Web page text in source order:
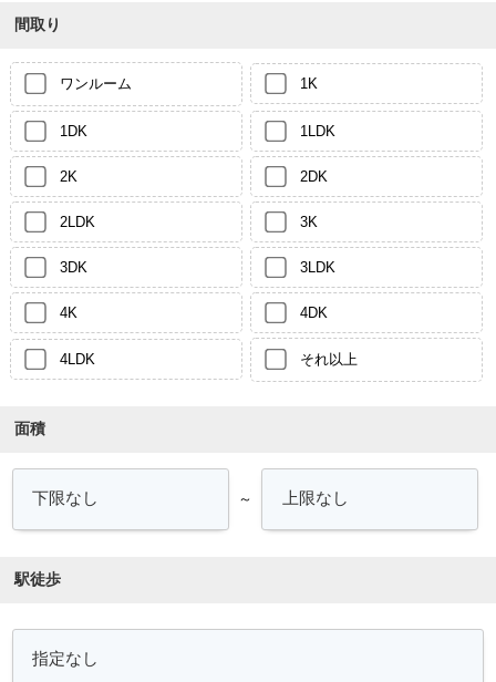
間取り
ワンルーム 1K
1DK 1LDK
2K 2DK
2LDK 3K
3DK 3LDK
4K 4DK
4LDK それ以上
面積
～
駅徒歩